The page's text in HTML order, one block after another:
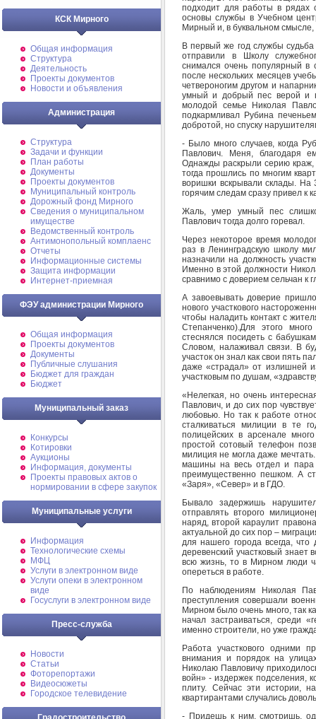
КСК Мирного
Общая информация
Структура
Деятельность
Проекты документов
Новости и объявления
Администрация
Структура
Задачи и функции
План работы
Документы
Проекты документов
Муниципальный контроль
Дорожный фонд Мирного
Cведения о муниципальном
имуществе
Ведомственный контроль
Антимонопольный комплаенс
Отчеты
Информационные системы
Защита информации
Интернет-приемная
ФЭУ администрации Мирного
Общая информация
Проекты документов
Документы
Публичные слушания
Бюджет для граждан
Бюджет
Муниципальный заказ
Конкурсы
Котировки
Аукционы
Информация, документы
Проекты правовых актов о
нормировании в сфере закупок
Муниципальные услуги
Информация
Технологические схемы
МФЦ
Услуги в электронном виде
Услуги опеки в электронном
виде
Госуслуги в электронном виде
Пресс-служба
Новости
Статьи
Фоторепортажи
Видеосюжеты
Городское телевидение
подходит для работы в рядах
основы службы в Учебном
Мирный и, в буквальном смысле,
В первый же год службы
отправили в Школу
снимался очень популярный в
после нескольких месяцев
четвероногим другом и
умный и добрый пес верой и
молодой семье Николая
подкармливал Рубина
добротой, но спуску
- Было много случаев, когда
Павлович. Меня, благодаря
Однажды раскрыли серию краж,
тогда прошлись по многим
воришки вскрывали склады. На
горячим следам сразу привел к
Жаль, умер умный пес
Павлович тогда долго горевал.
Через некоторое время
раз в Ленинградскую школу
назначили на должность
Именно в этой должности
сравнимо с доверием сельчан к
А завоевывать доверие
нового участкового
чтобы наладить контакт с
Степанченко).Для этого
стеснялся посидеть с
Словом, налаживал связи. В
участок он знал как свои пять
даже «страдал» от излишней
участковым по душам,
«Нелегкая, но очень
Павлович, и до сих пор
любовью. Но так к работе
сталкиваться милиции в те
полицейских в арсенале
простой сотовый телефон
милиция не могла даже
машины на весь отдел и пара
преимущественно пешком. А
«Заря», «Север» и в ГДО.
Бывало задержишь
отправлять второго
наряд, второй караулит
актуальной до сих пор –
для нашего города всегда,
деревенский участковый знает
всю жизнь, то в Мирном люди
опереться в работе.
По наблюдениям Николая
преступления совершали
Мирном было очень много, так
начал застраиваться, среди
именно строители, но уже
Работа участкового одними
внимания и порядок на
Николаю Павловичу
войн» - издержек подселения,
плиту. Сейчас эти истории,
квартирантами случались
- Придешь к ним, смотришь,